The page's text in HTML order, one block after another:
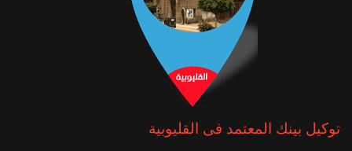
توكيل بينك المعتمد فى القليوبية